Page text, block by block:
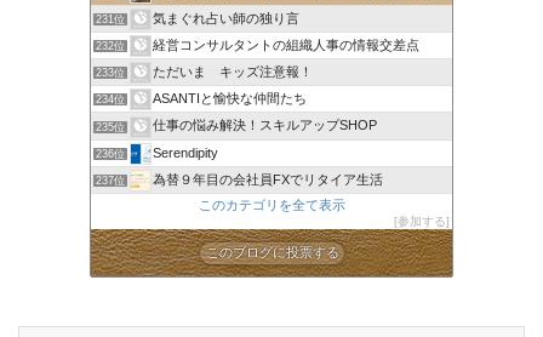
231位 気まぐれ占い師の独り言
232位 経営コンサルタントの組織人事の情報交差点
233位 ただいま キッズ注意報！
234位 ASANTIと愉快な仲間たち
235位 仕事の悩み解決！スキルアップSHOP
236位 Serendipity
237位
為替９年目の会社員FXでリタイア生活
このカテゴリを全て表示
参加する
このブログに投票する